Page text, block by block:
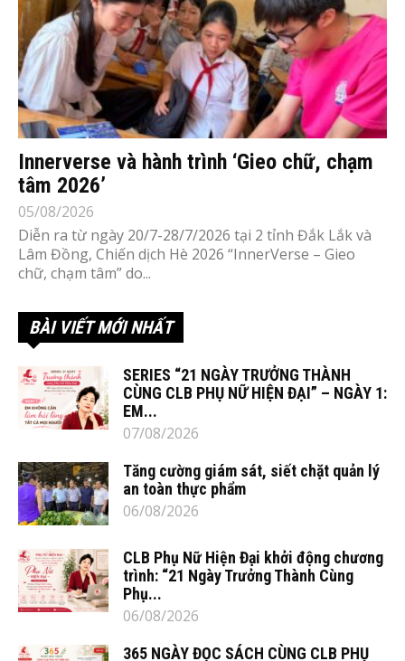
Innerverse và hành trình ‘Gieo chữ, chạm
tâm 2026’
05/08/2026
Diễn ra từ ngày 20/7-28/7/2026 tại 2 tỉnh Đắk Lắk và
Lâm Đồng, Chiến dịch Hè 2026 “InnerVerse – Gieo
chữ, chạm tâm” do...
BÀI VIẾT MỚI NHẤT
SERIES “21 NGÀY TRƯỞNG THÀNH
CÙNG CLB PHỤ NỮ HIỆN ĐẠI” – NGÀY 1:
EM...
07/08/2026
Tăng cường giám sát, siết chặt quản lý
an toàn thực phẩm
06/08/2026
CLB Phụ Nữ Hiện Đại khởi động chương
trình: “21 Ngày Trưởng Thành Cùng
Phụ...
06/08/2026
365 NGÀY ĐỌC SÁCH CÙNG CLB PHỤ